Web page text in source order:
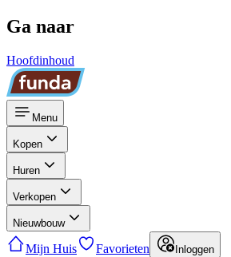
Ga naar
Hoofdinhoud
Menu
Kopen
Huren
Verkopen
Nieuwbouw
Mijn Huis Favorieten Inloggen